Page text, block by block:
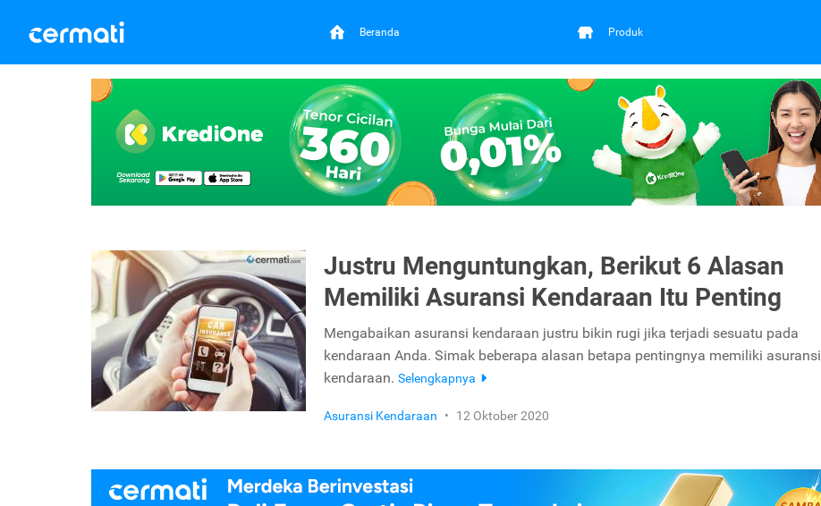
Beranda Produk
Justru Menguntungkan, Berikut 6 Alasan
Memiliki Asuransi Kendaraan Itu Penting
Mengabaikan asuransi kendaraan justru bikin rugi jika terjadi sesuatu pada
kendaraan Anda. Simak beberapa alasan betapa pentingnya memiliki asuransi
kendaraan. Selengkapnya
Asuransi Kendaraan • 12 Oktober 2020